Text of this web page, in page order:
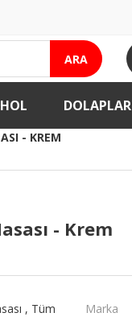
ARA
DOLAPLAR
- KREM
- Krem
, Tüm
Marka